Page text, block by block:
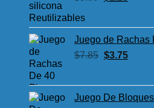
era:
$3.99.
es:
$1.25.
Juego de Rachas
$7.85 El
era:
$7.85.
$3.75El
$3.75.
Juego De